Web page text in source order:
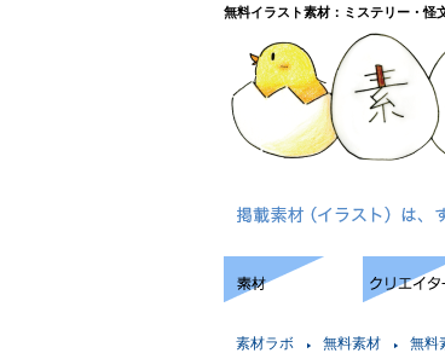
無料イラスト素材：ミステリー・
素材ラボ 無料素材 無料